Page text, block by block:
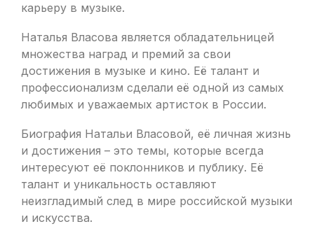
карьеру в музыке.
Наталья Власова является обладательницей
множества наград и премий за свои
достижения в музыке и кино. Её талант и
профессионализм сделали её одной из самых
любимых и уважаемых артисток в России.
Биография Натальи Власовой, её личная жизнь
и достижения – это темы, которые всегда
интересуют её поклонников и публику. Её
талант и уникальность оставляют
неизгладимый след в мире российской музыки
и искусства.